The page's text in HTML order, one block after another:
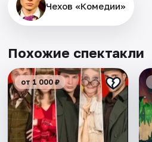
Чехов «Комедии»
Похожие спектакли
от 1 000 ₽